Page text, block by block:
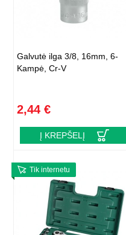
Galvutė ilga 3/8, 16mm, 6-
Kampė, Cr-V
2,44 €
Į KREPŠELĮ
Tik internetu